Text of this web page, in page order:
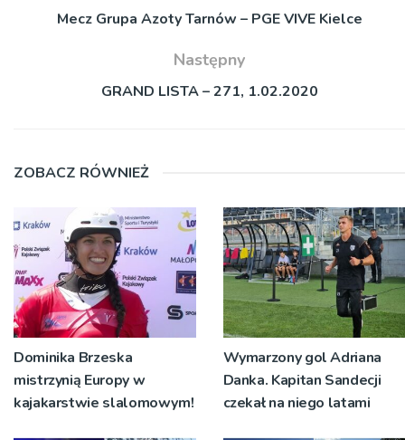
Mecz Grupa Azoty Tarnów – PGE VIVE Kielce
Następny
GRAND LISTA – 271, 1.02.2020
ZOBACZ RÓWNIEŻ
Dominika Brzeska
mistrzynią Europy w
kajakarstwie slalomowym!
Wymarzony gol Adriana
Danka. Kapitan Sandecji
czekał na niego latami